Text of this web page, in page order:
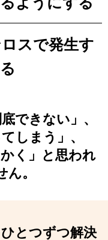
スで発生す
できない」、
しまう」、
く」と思われ
。
とつずつ解決